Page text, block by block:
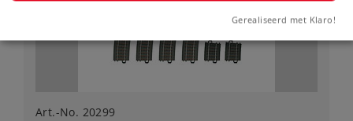
Art.-No. 20299
Gerealiseerd met Klaro!